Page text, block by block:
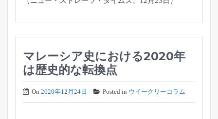
マレーシア史における2020年
は歴史的な転換点
On 2020年12月24日 Posted in ウイークリーコラム